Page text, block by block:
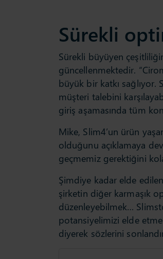
Sürekli
Sürekli büyüyen
güncellenmektedir.
büyük bir katkı sağlıyor.
müşteri talebini
giriş aşamasında tüm
Mike, Slim4’un ürün
olduğunu açıklamaya
geçmemiz gerektiğini
Şimdiye kadar elde
şirketin diğer karmaşık
düzenleyebilmek…
potansiyelimizi elde
diyerek sözlerini